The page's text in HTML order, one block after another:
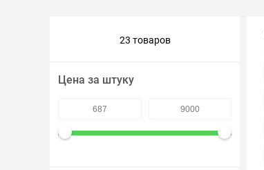
Всё для бани
Утеплители/Изоляция
23 товаров
Цена за штуку